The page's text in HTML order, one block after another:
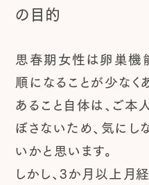
の目的
思春期女性は卵巣機
順になることが少なく
あること自体は、ご
ぼさないため、気に
いかと思います。
しかし、3か月以上月